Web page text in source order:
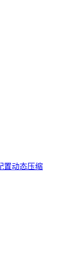
置动态压缩